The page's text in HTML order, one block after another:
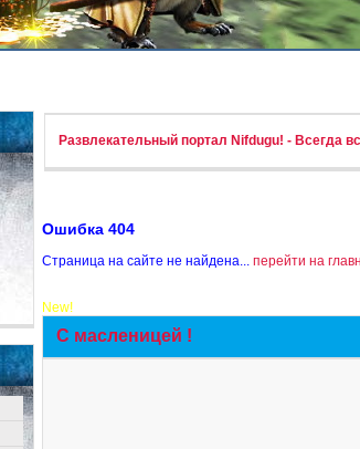
Развлекательный портал Nifdugu! - Всегда
Ошибка 404
Страница на сайте не найдена... перейти на
New!
С масленицей !